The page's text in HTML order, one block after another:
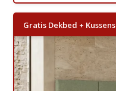
Gratis Dekbed +